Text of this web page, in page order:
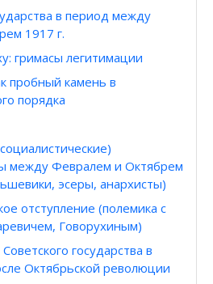
в период между
1917 г.
гримасы легитимации
пробный камень в
порядка
между Февралем и Октябрем
эсеры, анархисты)
отступление (полемика с
Говорухиным)
государства в
Октябрьской революции